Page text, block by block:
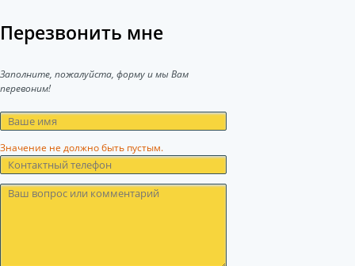
Перезвонить мне
Заполните, пожалуйста, форму и мы Вам
перевоним!
Значение не должно быть пустым.